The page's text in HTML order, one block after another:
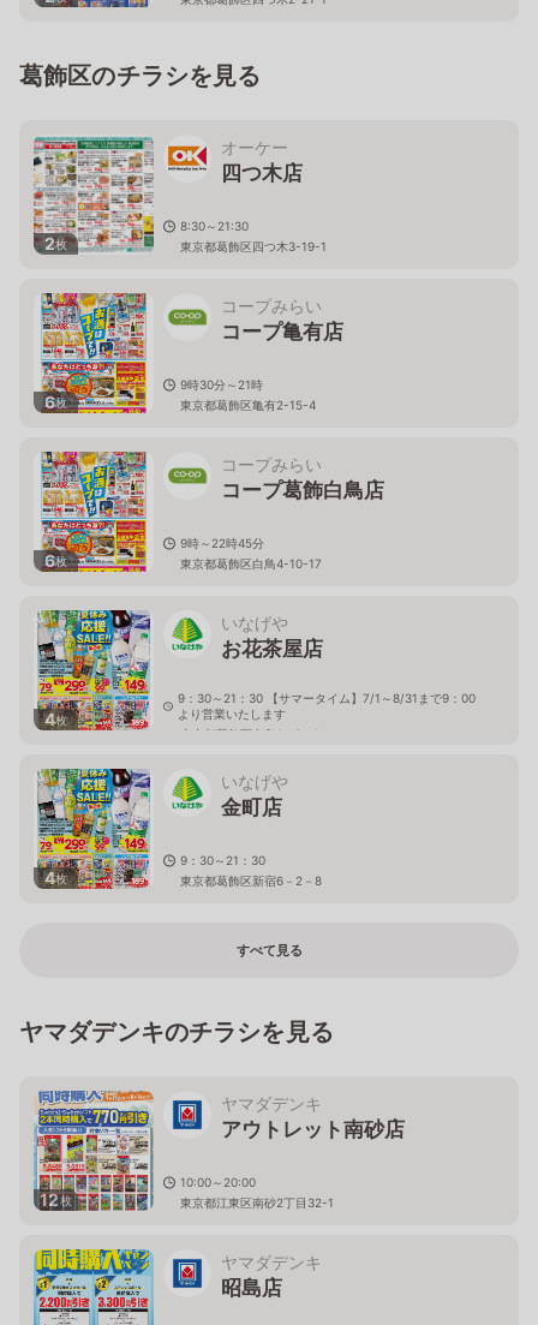
葛飾区のチラシを見る
2枚
オーケー
四つ木店
8:30～21:30
東京都葛飾区四つ木3-19-1
6枚
コープみらい
コープ亀有店
9時30分～21時
東京都葛飾区亀有2-15-4
6枚
コープみらい
コープ葛飾白鳥店
9時～22時45分
東京都葛飾区白鳥4-10-17
4枚
いなげや
お花茶屋店
9：30～21：30 【サマータイム】7/1～8/31まで9：00
より営業いたします
東京都葛飾区白鳥1－6－1
4枚
いなげや
金町店
9：30～21：30
東京都葛飾区新宿6－2－8
すべて見る
ヤマダデンキのチラシを見る
12枚
ヤマダデンキ
アウトレット南砂店
10:00～20:00
東京都江東区南砂2丁目32-1
ヤマダデンキ
昭島店